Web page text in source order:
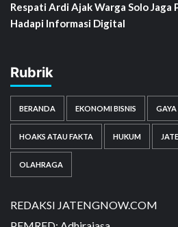
Respati Ardi Ajak Warga Solo Jaga
Hadapi Informasi Digital
Rubrik
BERANDA EKONOMI BISNIS
HOAKS ATAU FAKTA HUKUM
OLAHRAGA
REDAKSI JATENGNOW.COM